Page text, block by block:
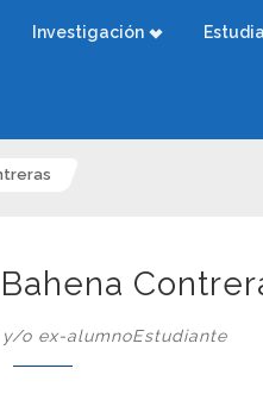
Investigación
o ex-alumnoEstudiante